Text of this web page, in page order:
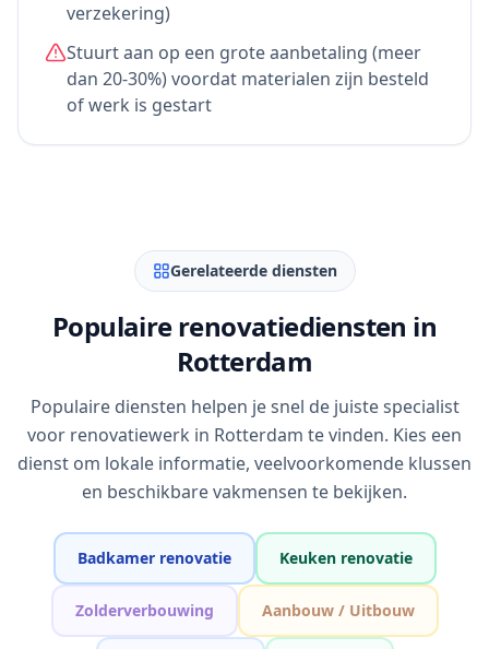
verzekering)
Stuurt aan op een grote aanbetaling (meer
dan 20-30%) voordat materialen zijn besteld
of werk is gestart
Gerelateerde diensten
Populaire renovatiediensten in
Rotterdam
Populaire diensten helpen je snel de juiste specialist
voor renovatiewerk in Rotterdam te vinden. Kies een
dienst om lokale informatie, veelvoorkomende klussen
en beschikbare vakmensen te bekijken.
Badkamer renovatie Keuken renovatie
Zolderverbouwing Aanbouw / Uitbouw